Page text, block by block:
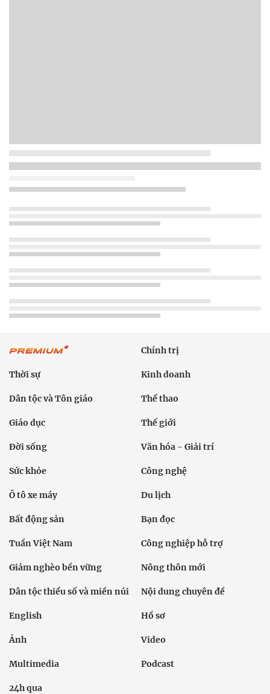
Chính trị
Thời sự Kinh doanh
Dân tộc và Tôn giáo Thể thao
Giáo dục Thế giới
Đời sống Văn hóa - Giải trí
Sức khỏe Công nghệ
Ô tô xe máy Du lịch
Bất động sản Bạn đọc
Tuần Việt Nam Công nghiệp hỗ trợ
Giảm nghèo bền vững Nông thôn mới
Dân tộc thiểu số và miền núi Nội dung chuyên đề
English Hồ sơ
Ảnh Video
Multimedia Podcast
24h qua